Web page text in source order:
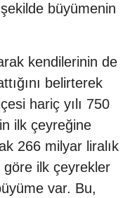
büyümenin
kendilerinin de
belirterek
hariç yılı 750
ilk çeyreğine
266 milyar liralık
ilk çeyrekler
var. Bu,